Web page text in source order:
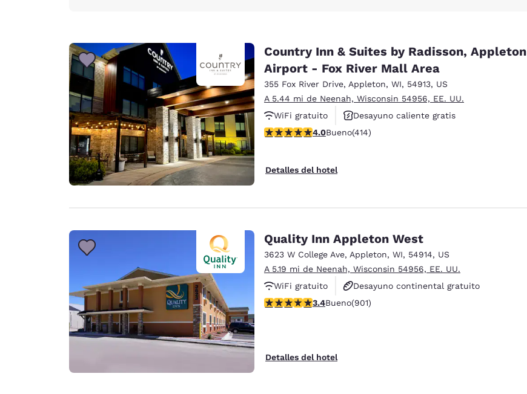
Country Inn & Suites by Radisson, Appleton
Airport - Fox River Mall Area
355 Fox River Drive, Appleton, WI, 54913, US
A 5.44 mi de Neenah, Wisconsin 54956, EE. UU.
WiFi gratuito
Desayuno caliente gratis
Se aceptan mascotas
calificación de 3.96 estrellas. Bueno. 414 reseñas
4.0Bueno(414)
Detalles del hotel
Quality Inn Appleton West
3623 W College Ave, Appleton, WI, 54914, US
A 5.19 mi de Neenah, Wisconsin 54956, EE. UU.
WiFi gratuito
Desayuno continental gratuito
Se aceptan mascotas
calificación de 3.41 estrellas. Bueno. 901 reseñas
3.4Bueno(901)
Detalles del hotel